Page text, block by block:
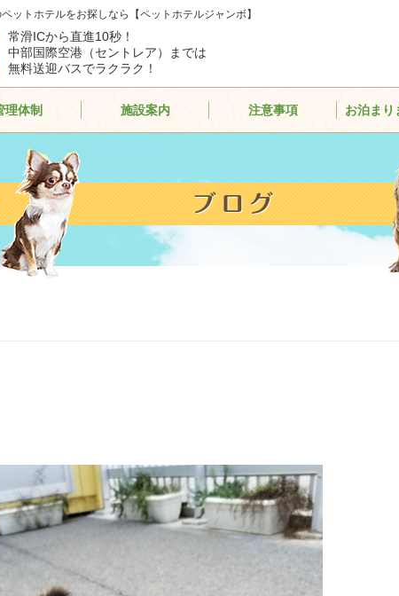
ットホテルをお探しなら【ペットホテルジャンボ】
常滑ICから直進10秒！
中部国際空港（セントレア）までは
無料送迎バスでラクラク！
理体制 施設案内 注意事項 お泊まり